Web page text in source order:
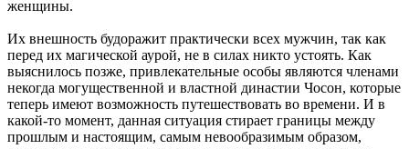
женщины.
Их внешность будоражит практически всех мужчин, так как
перед их магической аурой, не в силах никто устоять. Как
выяснилось позже, привлекательные особы являются членами
некогда могущественной и властной династии Чосон, которые
теперь имеют возможность путешествовать во времени. И в
какой-то момент, данная ситуация стирает границы между
прошлым и настоящим, самым невообразимым образом,